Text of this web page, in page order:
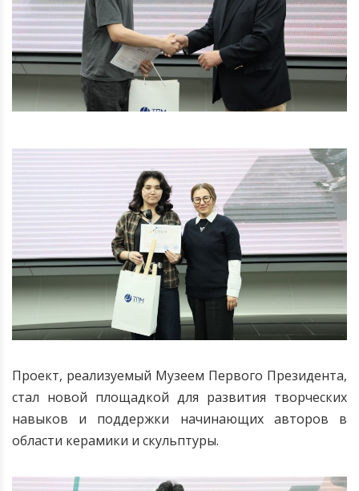
Проект, реализуемый Музеем Первого Президента,
стал новой площадкой для развития творческих
навыков и поддержки начинающих авторов в
области керамики и скульптуры.